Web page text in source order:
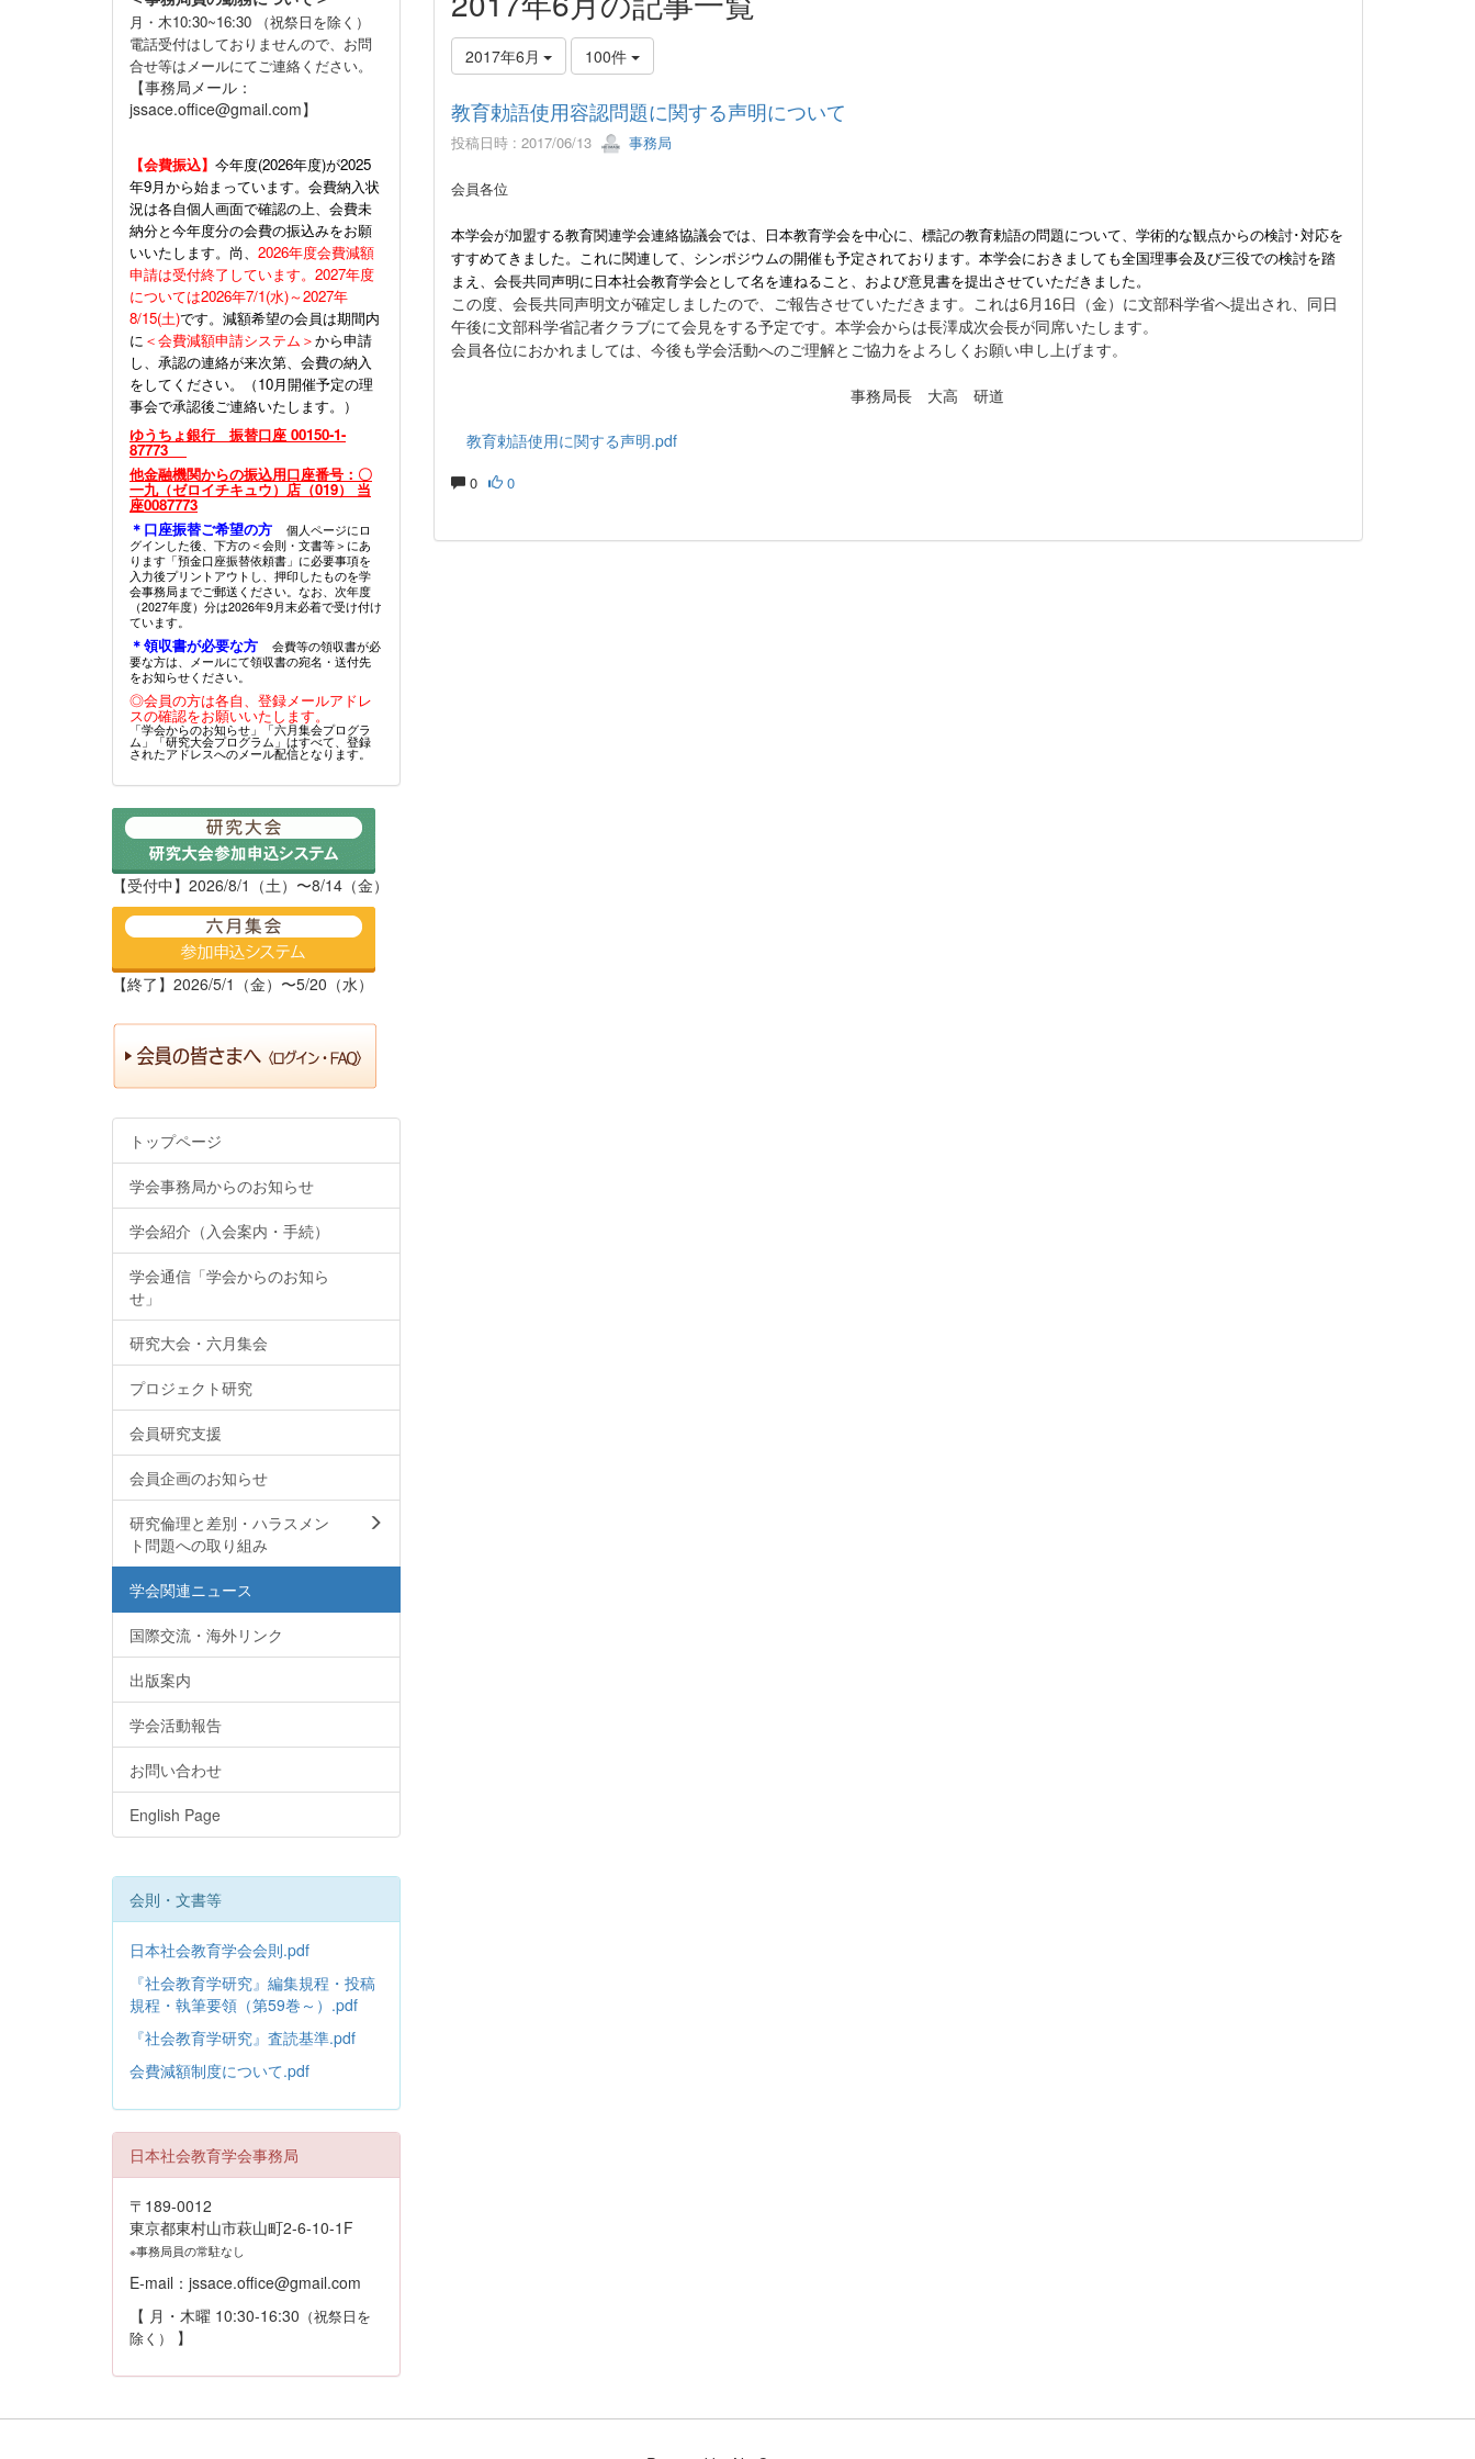
2017年6月 100件
教育勅語使用容認問題に関する声明について
投稿日時 : 2017/06/13 事務局
会員各位
本学会が加盟する教育関連学会連絡協議会では、日本教育学会を中心に、標記の教育勅語の問題について、学術的な観点からの検討･対応を
すすめてきました。これに関連して、シンポジウムの開催も予定されております。 本学会におきましても全国理事会及び三役での検討を踏
まえ、会長共同声明に日本社会教育学会として名を連ねること、および意見書を提出させていただきました。
この度、会長共同声明文が確定しましたので、ご報告させていただきます。これは6月16日（金）に文部科学省へ提出され、同日
午後に文部科学省記者クラブにて会見をする予定です。本学会からは長澤成次会長が同席いたします。
会員各位におかれましては、今後も学会活動へのご理解とご協力をよろしくお願い申し上げます。
事務局長 大高 研道
教育勅語使用に関する声明.pdf
0 0
月・木10:30~16:30 （祝祭日を除く）
電話受付はしておりませんので、お問
合せ等はメールにてご連絡ください。
【事務局メール：
jssace.office@gmail.com】
【会費振込】 今年度(2026年度)が2025
年9月から始まっています。会費納入状
況は各自個人画面で確認の上、会費未
納分と今年度分の会費の振込みをお願
いいたします。尚、 2026年度会費減額
申請は受付終了しています。2027年度
については2026年7/1(水)～2027年
8/15(土)です。減額希望の会員は期間内
に ＜会費減額申請システム＞から申請
し、承認の連絡が来次第、会費の納入
をしてください。（10月開催予定の理
事会で承認後ご連絡いたします。）
ゆうちょ銀行 振替口座 00150-1-
87773
他金融機関からの振込用口座番号：〇
一九（ゼロイチキュウ）店（019） 当
座0087773
＊口座振替ご希望の方
個人ページにロ
グインした後、下方の＜会則・文書等＞にあ
ります「預金口座振替依頼書」に必要事項を
入力後プリントアウトし、押印したものを学
会事務局までご郵送ください。なお、次年度
（2027年度）分は2026年9月末必着で受け付け
ています。
＊領収書が必要な方
会費等の領収書が必
要な方は、メールにて領収書の宛名・送付先
をお知らせください。
◎会員の方は各自、登録メールアドレ
スの確認をお願いいたします。
「学会からのお知らせ」「六月集会プログラ
ム」「研究大会プログラム」はすべて、登録
されたアドレスへのメール配信となります。
【受付中】2026/8/1（土）〜8/14（金）
【終了】2026/5/1（金）〜5/20（水）
トップページ
学会事務局からのお知らせ
学会紹介（入会案内・手続）
学会通信「学会からのお知ら
せ」
研究大会・六月集会
プロジェクト研究
会員研究支援
会員企画のお知らせ
研究倫理と差別・ハラスメン
ト問題への取り組み
学会関連ニュース
国際交流・海外リンク
出版案内
学会活動報告
お問い合わせ
English Page
会則・文書等
日本社会教育学会会則.pdf
『社会教育学研究』編集規程・投稿
規程・執筆要領（第59巻～）.pdf
『社会教育学研究』査読基準.pdf
会費減額制度について.pdf
日本社会教育学会事務局
〒189-0012
東京都東村山市萩山町2-6-10-1F
※事務局員の常駐なし
E-mail：jssace.office@gmail.com
【 月・木曜 10:30-16:30 （祝祭日を
除く）
】